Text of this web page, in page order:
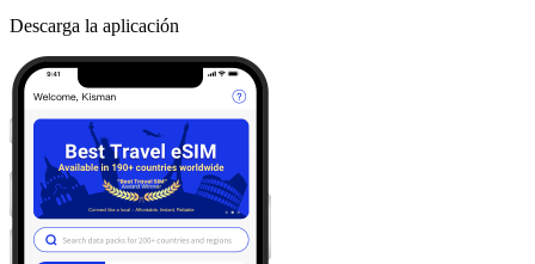
Descarga la aplicación